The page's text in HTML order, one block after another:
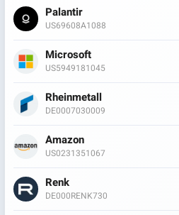
Palantir
US69608A1088
Microsoft
US5949181045
Rheinmetall
DE0007030009
Amazon
US0231351067
Renk
DE000RENK730